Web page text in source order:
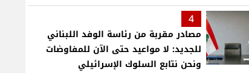
4
مصادر مقربة من رئاسة الوفد اللبناني
للجديد: لا مواعيد حتى الآن للمفاوضات
ونحن نتابع السلوك الإسرائيلي